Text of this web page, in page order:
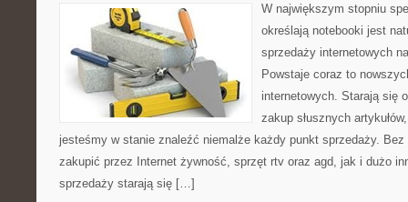
W największym stopniu
określają notebooki jest
sprzedaży internetowych
Powstaje coraz to
internetowych. Starają się
zakup słusznych
jesteśmy w stanie znaleźć niemalże każdy punkt sprzedaży. Bez
zakupić przez Internet żywność, sprzęt rtv oraz agd, jak i dużo
sprzedaży starają się […]